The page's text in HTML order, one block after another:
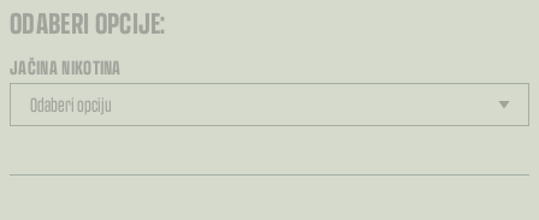
ODABERI OPCIJE:
JAČINA NIKOTINA